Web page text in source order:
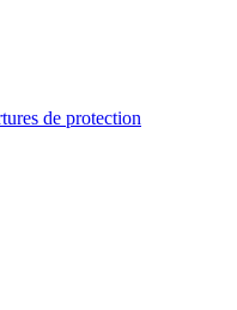
de protection